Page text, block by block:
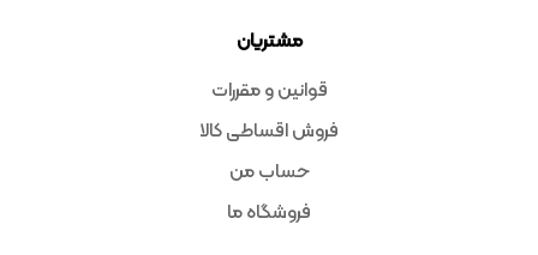
مشتریان
قوانین و مقررات
فروش اقساطی کالا
حساب من
فروشگاه ما